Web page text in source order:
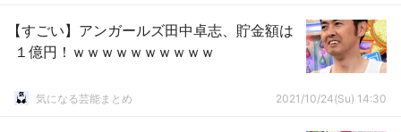
【すごい】アンガールズ田中卓志、貯金額は
１億円！ｗｗｗｗｗｗｗｗｗｗ
気になる芸能まとめ 2021/10/24(Su) 14:30